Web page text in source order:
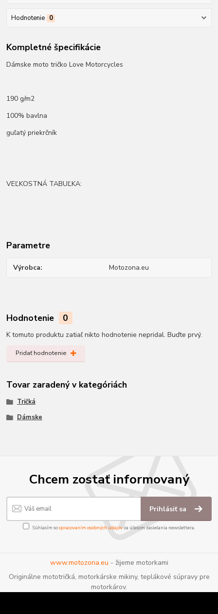
Hodnotenie 0
Kompletné špecifikácie
Dámske moto tričko Love Motorcycles
190 g/m2
100% bavlna
guľatý priekrčník
VEĽKOSTNÁ TABUĽKA:
Parametre
Výrobca Motozona.eu
Hodnotenie 0
K tomuto produktu zatiaľ nikto hodnotenie nepridal. Buďte prvý.
Pridať hodnotenie
Tovar zaradený v kategóriách
Tričká
Dámske
Chcem zostať informovaný
Prihlásiť sa
Súhlasím sospracovaním osobných údajov za účelom zasielania newslettera.
www.motozona.eu - žijeme motorkami
Originálne mototričká, motorkárske mikiny, teplákové súpravy pre
motorkárov.